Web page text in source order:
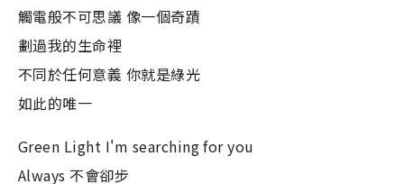
觸電般不可思議 像一個奇蹟
劃過我的生命裡
不同於任何意義 你就是綠光
如此的唯一
Green Light I'm searching for you
Always 不會卻步